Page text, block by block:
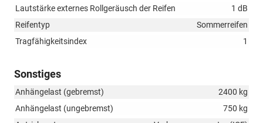
Lautstärke externes Rollgeräusch der Reifen
1 dB
Reifentyp
Sommerreifen
Tragfähigkeitsindex
1
Sonstiges
Anhängelast (gebremst)
2400 kg
Anhängelast (ungebremst)
750 kg